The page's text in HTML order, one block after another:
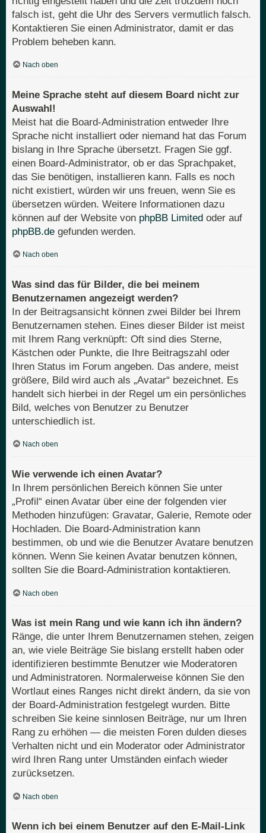
falsch ist, geht die Uhr des Servers vermutlich falsch.
Kontaktieren Sie einen Administrator, damit er das
Problem beheben kann.
Nach oben
Meine Sprache steht auf diesem Board nicht zur
Auswahl!
Meist hat die Board-Administration entweder Ihre
Sprache nicht installiert oder niemand hat das Forum
bislang in Ihre Sprache übersetzt. Fragen Sie ggf.
einen Board-Administrator, ob er das Sprachpaket,
das Sie benötigen, installieren kann. Falls es noch
nicht existiert, würden wir uns freuen, wenn Sie es
übersetzen würden. Weitere Informationen dazu
können auf der Website von phpBB Limited oder auf
phpBB.de gefunden werden.
Nach oben
Was sind das für Bilder, die bei meinem
Benutzernamen angezeigt werden?
In der Beitragsansicht können zwei Bilder bei Ihrem
Benutzernamen stehen. Eines dieser Bilder ist meist
mit Ihrem Rang verknüpft: Oft sind dies Sterne,
Kästchen oder Punkte, die Ihre Beitragszahl oder
Ihren Status im Forum angeben. Das andere, meist
größere, Bild wird auch als „Avatar“ bezeichnet. Es
handelt sich hierbei in der Regel um ein persönliches
Bild, welches von Benutzer zu Benutzer
unterschiedlich ist.
Nach oben
Wie verwende ich einen Avatar?
In Ihrem persönlichen Bereich können Sie unter
„Profil“ einen Avatar über eine der folgenden vier
Methoden hinzufügen: Gravatar, Galerie, Remote oder
Hochladen. Die Board-Administration kann
bestimmen, ob und wie die Benutzer Avatare benutzen
können. Wenn Sie keinen Avatar benutzen können,
sollten Sie die Board-Administration kontaktieren.
Nach oben
Was ist mein Rang und wie kann ich ihn ändern?
Ränge, die unter Ihrem Benutzernamen stehen, zeigen
an, wie viele Beiträge Sie bislang erstellt haben oder
identifizieren bestimmte Benutzer wie Moderatoren
und Administratoren. Normalerweise können Sie den
Wortlaut eines Ranges nicht direkt ändern, da sie von
der Board-Administration festgelegt wurden. Bitte
schreiben Sie keine sinnlosen Beiträge, nur um Ihren
Rang zu erhöhen — die meisten Foren dulden dieses
Verhalten nicht und ein Moderator oder Administrator
wird Ihren Rang unter Umständen einfach wieder
zurücksetzen.
Nach oben
Wenn ich bei einem Benutzer auf den E-Mail-Link